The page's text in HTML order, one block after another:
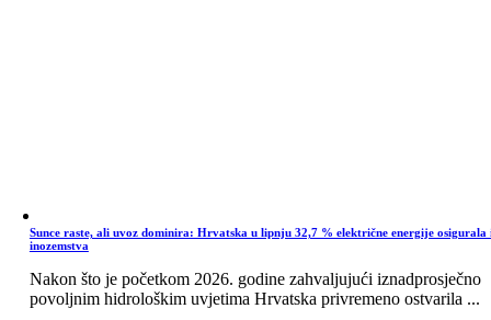
Sunce raste, ali uvoz dominira: Hrvatska u lipnju 32,7 % električne energije osigurala
inozemstva
Nakon što je početkom 2026. godine zahvaljujući iznadprosječno
povoljnim hidrološkim uvjetima Hrvatska privremeno ostvarila ...